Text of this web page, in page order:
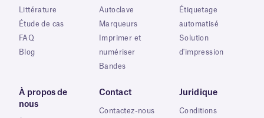
Littérature
Étude de cas
FAQ
Blog
Autoclave
Marqueurs
Imprimer et
numériser
Bandes
Étiquetage
automatisé
Solution
d'impression
À propos de
nous
Contact
Contactez-nous
Juridique
Conditions